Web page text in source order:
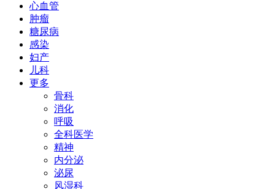
心血管
肿瘤
糖尿病
感染
妇产
儿科
更多
骨科
消化
呼吸
全科医学
精神
内分泌
泌尿
风湿科